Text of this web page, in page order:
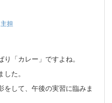
担
「カレー」ですよね。
た。
をして、午後の実習に臨みま